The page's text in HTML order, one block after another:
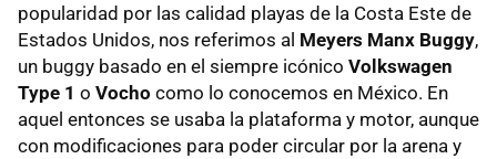
popularidad por las calidad playas de la Costa Este de
Estados Unidos, nos referimos al Meyers Manx Buggy,
un buggy basado en el siempre icónico Volkswagen
Type 1 o Vocho como lo conocemos en México. En
aquel entonces se usaba la plataforma y motor, aunque
con modificaciones para poder circular por la arena y